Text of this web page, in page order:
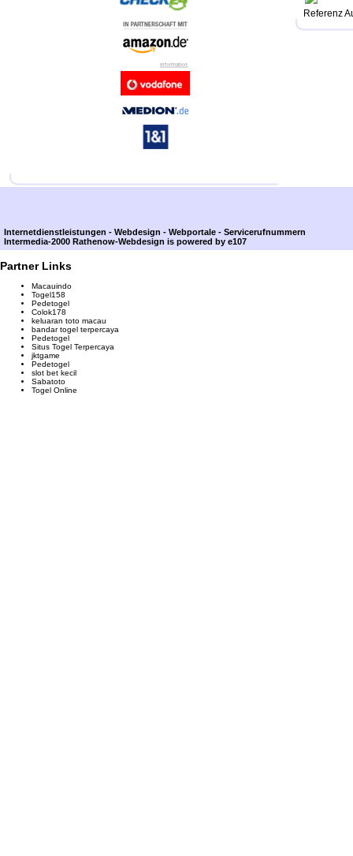
Referenz
Internetdienstleistungen - Webdesign - Webportale - Servicerufnummern
Intermedia-2000 Rathenow-Webdesign is powered by e107
Partner Links
Macauindo
Togel158
Pedetogel
Colok178
keluaran toto macau
bandar togel terpercaya
Pedetogel
Situs Togel Terpercaya
jktgame
Pedetogel
slot bet kecil
Sabatoto
Togel Online